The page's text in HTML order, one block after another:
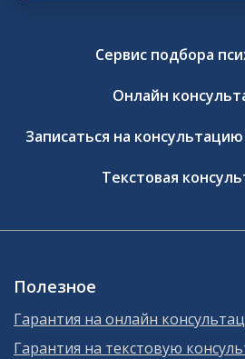
Сервис подбора
Онлайн
Записаться на
Текстовая
Полезное
Гарантия на онлайн
Гарантия на текстовую